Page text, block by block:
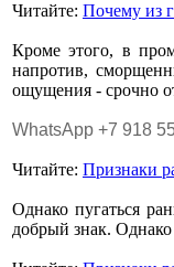
Читайте: Почему из
Кроме этого, в
напротив,
ощущения - срочно
WhatsApp +7 918
Читайте: Признаки
Однако пугаться
добрый знак. Однако